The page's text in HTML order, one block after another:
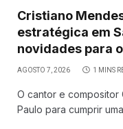
Cristiano
estratégica em
novidades para
AGOSTO 7, 2026 1 MINS
O cantor e compositor
Paulo para cumprir